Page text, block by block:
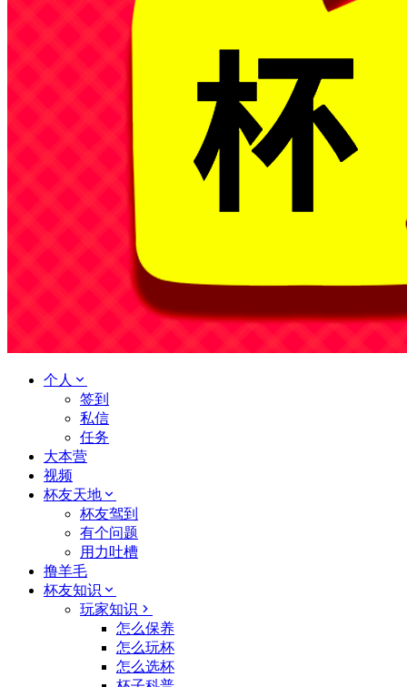
个人
签到
私信
任务
大本营
视频
杯友天地
杯友驾到
有个问题
用力吐槽
撸羊毛
杯友知识
玩家知识
怎么保养
怎么玩杯
怎么选杯